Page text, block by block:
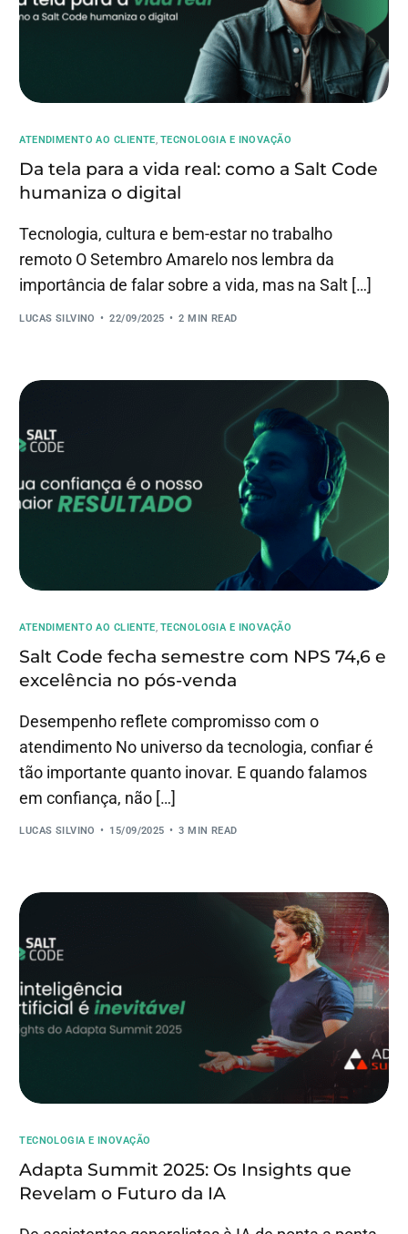
ATENDIMENTO AO CLIENTE, TECNOLOGIA E INOVAÇÃO
Da tela para a vida real: como a Salt Code
humaniza o digital
Tecnologia, cultura e bem-estar no trabalho
remoto O Setembro Amarelo nos lembra da
importância de falar sobre a vida, mas na Salt […]
LUCAS SILVINO 22/09/2025 2 MIN READ
ATENDIMENTO AO CLIENTE, TECNOLOGIA E INOVAÇÃO
Salt Code fecha semestre com NPS 74,6 e
excelência no pós-venda
Desempenho reflete compromisso com o
atendimento No universo da tecnologia, confiar é
tão importante quanto inovar. E quando falamos
em confiança, não […]
LUCAS SILVINO 15/09/2025 3 MIN READ
TECNOLOGIA E INOVAÇÃO
Adapta Summit 2025: Os Insights que
Revelam o Futuro da IA